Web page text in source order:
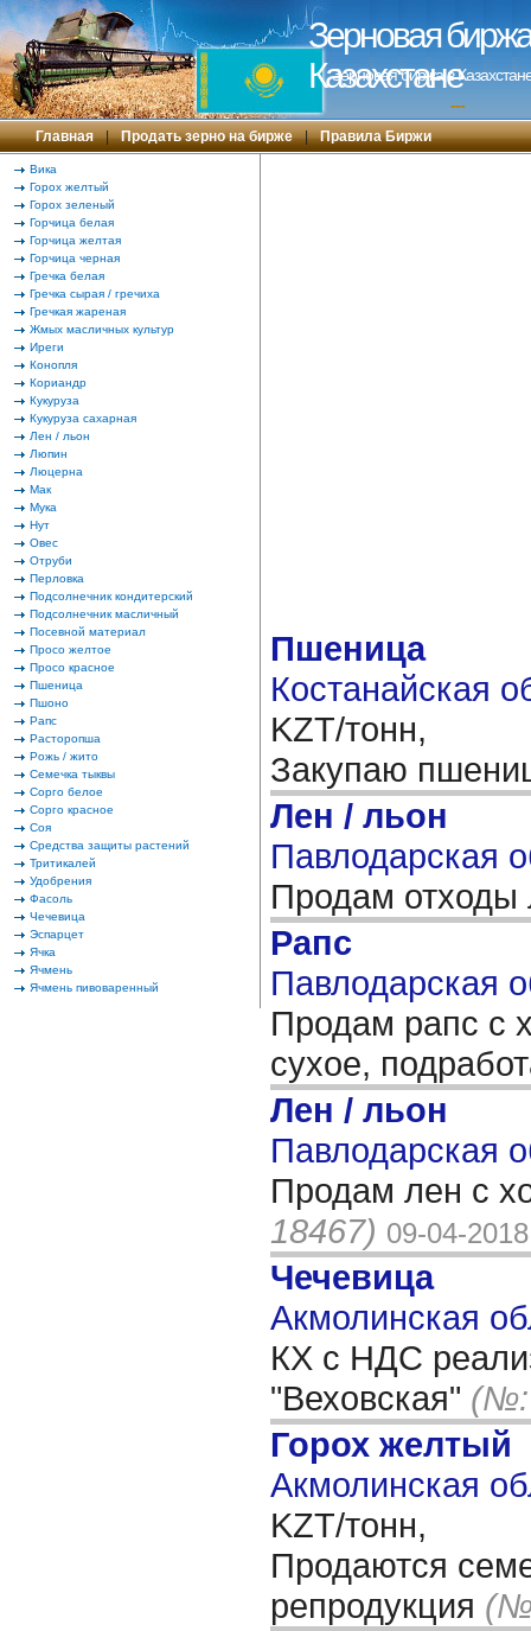
Зерновая
Казахстане
Зерновая биржа в
---
Главная | Продать зерно на бирже | Правила Биржи
Вика
Горох желтый
Горох зеленый
Горчица белая
Горчица желтая
Горчица черная
Гречка белая
Гречка сырая / гречиха
Гречкая жареная
Жмых масличных культур
Иреги
Конопля
Кориандр
Кукуруза
Кукуруза сахарная
Лен / льон
Люпин
Люцерна
Мак
Мука
Нут
Овес
Отруби
Перловка
Подсолнечник кондитерский
Подсолнечник масличный
Посевной материал
Просо желтое
Просо красное
Пшеница
Пшоно
Рапс
Расторопша
Рожь / жито
Семечка тыквы
Сорго белое
Сорго красное
Соя
Средства защиты растений
Тритикалей
Удобрения
Фасоль
Чечевица
Эспарцет
Ячка
Ячмень
Ячмень пивоваренный
Пшеница
Костанайская
KZT/тонн,
Закупаю
Лен / льон
Павлодарская
Продам отходы
Рапс
Павлодарская
Продам рапс с
сухое,
Лен / льон
Павлодарская
Продам лен с
18467) 09-04-2018
Чечевица
Акмолинская
КХ с НДС
"Веховская" (№:
Горох желтый
Акмолинская
KZT/тонн,
Продаются
репродукция